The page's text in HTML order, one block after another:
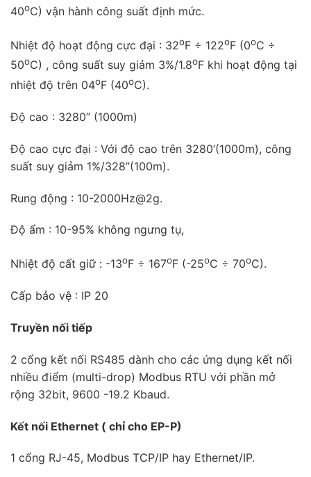
40oC) vận hành công suất định mức.
Nhiệt độ hoạt động cực đại : 32oF ÷ 122oF (0oC ÷
50oC) , công suất suy giảm 3%/1.8oF khi hoạt động tại
nhiệt độ trên 04oF (40oC).
Độ cao : 3280” (1000m)
Độ cao cực đại : Với độ cao trên 3280’(1000m), công
suất suy giảm 1%/328”(100m).
Rung động : 10-2000Hz@2g.
Độ ẩm : 10-95% không ngưng tụ,
Nhiệt độ cất giữ : -13oF ÷ 167oF (-25oC ÷ 70oC).
Cấp bảo vệ : IP 20
Truyền nối tiếp
2 cổng kết nối RS485 dành cho các ứng dụng kết nối
nhiều điểm (multi-drop) Modbus RTU với phần mở
rộng 32bit, 9600 -19.2 Kbaud.
Kết nối Ethernet ( chỉ cho EP-P)
1 cổng RJ-45, Modbus TCP/IP hay Ethernet/IP.